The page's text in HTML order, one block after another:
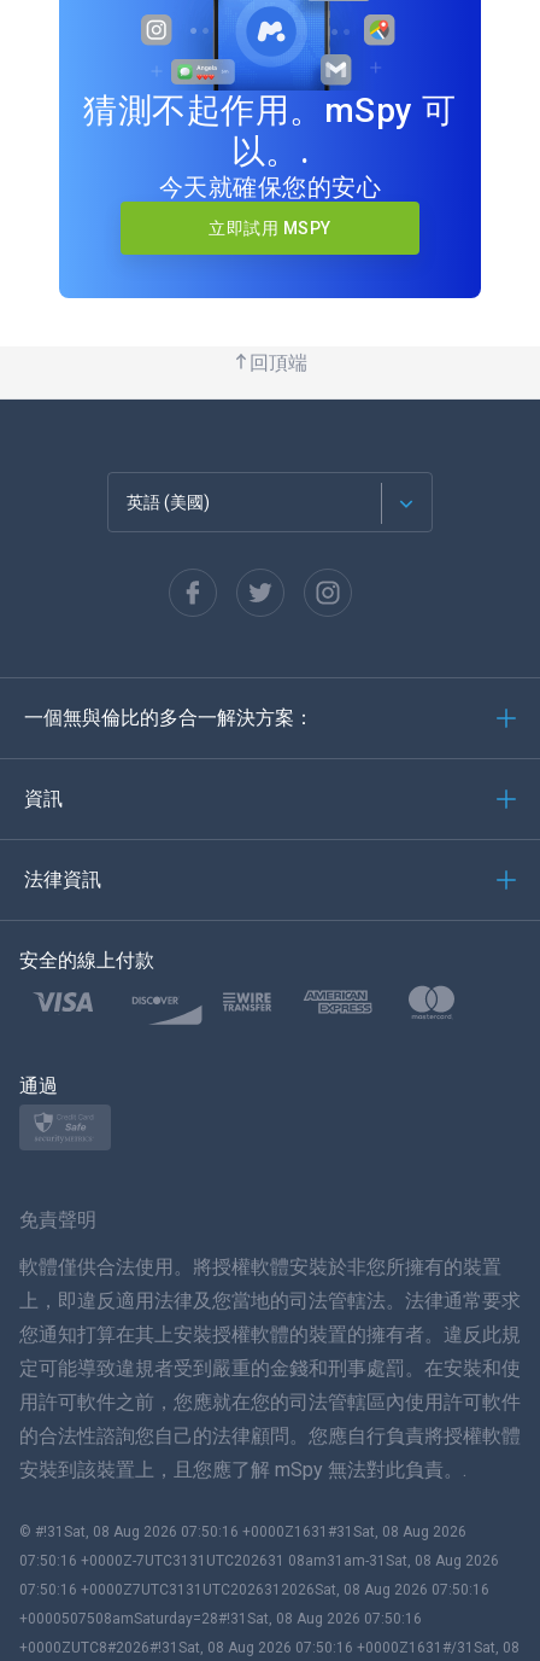
猜測不起作用。mSpy 可
以。.
今天就確保您的安心
立即試用 MSPY
回頂端
英語 (美國)
西班牙語
德語
土耳其語
波蘭語
ภาษาไทย
簡体中文
丹麥語
हिंदी
עברית
一個無與倫比的多合一解決方案：
資訊
法律資訊
安全的線上付款
通過
免責聲明
軟體僅供合法使用。將授權軟體安裝於非您所擁有的裝置
上，即違反適用法律及您當地的司法管轄法。法律通常要求
您通知打算在其上安裝授權軟體的裝置的擁有者。違反此規
定可能導致違規者受到嚴重的金錢和刑事處罰。在安裝和使
用許可軟件之前，您應就在您的司法管轄區內使用許可軟件
的合法性諮詢您自己的法律顧問。您應自行負責將授權軟體
安裝到該裝置上，且您應了解 mSpy 無法對此負責。.
© #!31Sat, 08 Aug 2026 07:50:16 +0000Z1631#31Sat, 08 Aug 2026
07:50:16 +0000Z-7UTC3131UTC202631 08am31am-31Sat, 08 Aug 2026
07:50:16 +0000Z7UTC3131UTC2026312026Sat, 08 Aug 2026 07:50:16
+0000507508amSaturday=28#!31Sat, 08 Aug 2026 07:50:16
+0000ZUTC8#2026#!31Sat, 08 Aug 2026 07:50:16 +0000Z1631#/31Sat, 08